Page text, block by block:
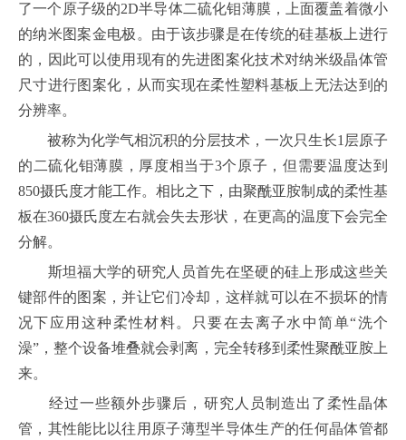
了一个原子级的2D半导体二硫化钼薄膜，上面覆盖着微小
的纳米图案金电极。由于该步骤是在传统的硅基板上进行
的，因此可以使用现有的先进图案化技术对纳米级晶体管
尺寸进行图案化，从而实现在柔性塑料基板上无法达到的
分辨率。
被称为化学气相沉积的分层技术，一次只生长1层原子
的二硫化钼薄膜，厚度相当于3个原子，但需要温度达到
850摄氏度才能工作。相比之下，由聚酰亚胺制成的柔性基
板在360摄氏度左右就会失去形状，在更高的温度下会完全
分解。
斯坦福大学的研究人员首先在坚硬的硅上形成这些关
键部件的图案，并让它们冷却，这样就可以在不损坏的情
况下应用这种柔性材料。只要在去离子水中简单“洗个
澡”，整个设备堆叠就会剥离，完全转移到柔性聚酰亚胺上
来。
经过一些额外步骤后，研究人员制造出了柔性晶体
管，其性能比以往用原子薄型半导体生产的任何晶体管都